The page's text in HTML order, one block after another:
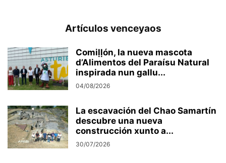
Artículos venceyaos
Comiḷḷón, la nueva mascota
d’Alimentos del Paraísu Natural
inspirada nun gallu...
04/08/2026
La escavación del Chao Samartín
descubre una nueva
construcción xunto a...
30/07/2026